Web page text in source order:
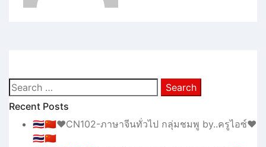
Search
for:
Recent Posts
🇹🇭🇨🇳❤CN102-ภาษาจีนทั่วไป กลุ่มชมพู by..ครูไอซ์❤
🇹🇭🇨🇳